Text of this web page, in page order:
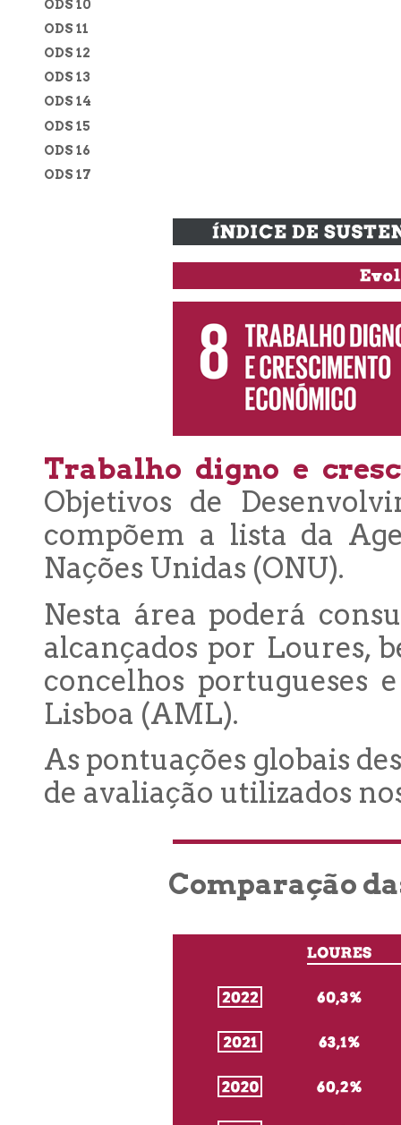
ODS 10
ODS 11
ODS 12
ODS 13
ODS 14
ODS 15
ODS 16
ODS 17
Trabalho digno e
Objetivos de
compõem a lista da
Nações Unidas (ONU).
Nesta área poderá
alcançados por Loures,
concelhos portugueses
Lisboa (AML).
As pontuações globais
de avaliação utilizados
Comparação